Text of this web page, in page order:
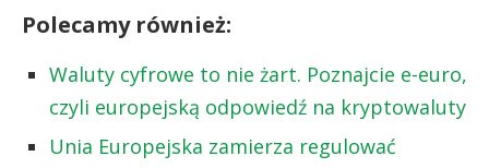
Polecamy również:
Waluty cyfrowe to nie żart. Poznajcie e-euro,
czyli europejską odpowiedź na kryptowaluty
Unia Europejska zamierza regulować